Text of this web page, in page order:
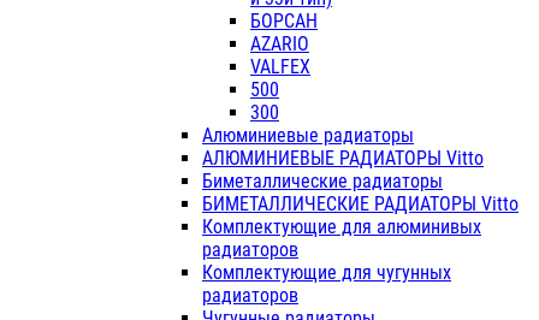
БОРСАН
AZARIO
VALFEX
500
300
Алюминиевые радиаторы
АЛЮМИНИЕВЫЕ РАДИАТОРЫ Vitto
Биметаллические радиаторы
БИМЕТАЛЛИЧЕСКИЕ РАДИАТОРЫ Vitto
Комплектующие для алюминивых
радиаторов
Комплектующие для чугунных
радиаторов